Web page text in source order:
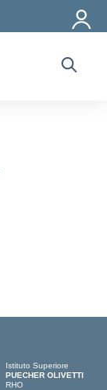
Istituto Superiore
PUECHER OLIVETTI
RHO